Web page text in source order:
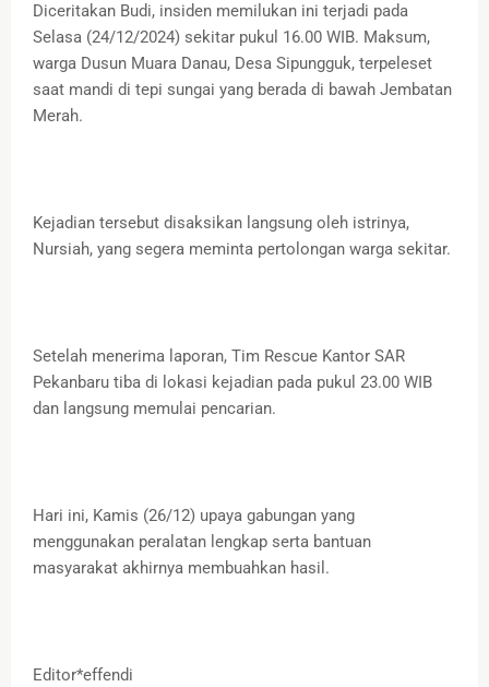
Diceritakan Budi, insiden memilukan ini terjadi pada
Selasa (24/12/2024) sekitar pukul 16.00 WIB. Maksum,
warga Dusun Muara Danau, Desa Sipungguk, terpeleset
saat mandi di tepi sungai yang berada di bawah Jembatan
Merah.
Kejadian tersebut disaksikan langsung oleh istrinya,
Nursiah, yang segera meminta pertolongan warga sekitar.
Setelah menerima laporan, Tim Rescue Kantor SAR
Pekanbaru tiba di lokasi kejadian pada pukul 23.00 WIB
dan langsung memulai pencarian.
Hari ini, Kamis (26/12) upaya gabungan yang
menggunakan peralatan lengkap serta bantuan
masyarakat akhirnya membuahkan hasil.
Editor*effendi